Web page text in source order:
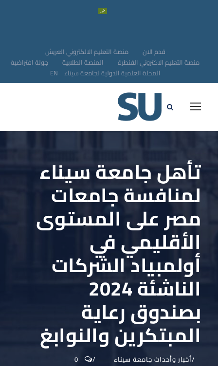
قدم الان
منصة التعليم الالكتروني العريش
منصة التعليم الاكتروني القنطرة
المنصة الطلابية
جولة افتراضية
المجلة العلمية الدولية لجامعة سيناء EN
تأهل جامعة سيناء
لمنافسة جامعات
مصر على المستوى
الأقليمي في
أولمبياد الشركات
الناشئة 2024
بصندوق رعاية
المبتكرين والنوابغ
أخبار وأحداث جامعة سيناء 0